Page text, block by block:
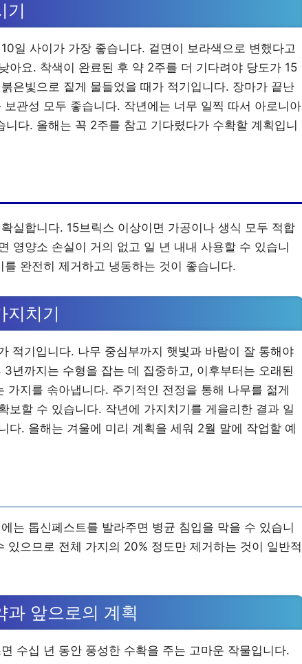
기
일 사이가 가장 좋습니다. 겉면이 보라색으로 변했다고
아요. 착색이 완료된 후 약 2주를 더 기다려야 당도가 15
은빛으로 짙게 물들었을 때가 적기입니다. 장마가 끝난
관성 모두 좋습니다. 작년에는 너무 일찍 따서 아로니아
다. 올해는 꼭 2주를 참고 기다렸다가 수확할 계획입니
실합니다. 15브릭스 이상이면 가공이나 생식 모두 적합
영양소 손실이 거의 없고 일 년 내내 사용할 수 있습니
완전히 제거하고 냉동하는 것이 좋습니다.
지치기
적기입니다. 나무 중심부까지 햇빛과 바람이 잘 통해야
년까지는 수형을 잡는 데 집중하고, 이후부터는 오래된
가지를 솎아냅니다. 주기적인 전정을 통해 나무를 젊게
보할 수 있습니다. 작년에 가지치기를 게을리한 결과 일
다. 올해는 겨울에 미리 계획을 세워 2월 말에 작업할 예
는 톱신페스트를 발라주면 병균 침입을 막을 수 있습니
있으므로 전체 가지의 20% 정도만 제거하는 것이 일반적
과 앞으로의 계획
수십 년 동안 풍성한 수확을 주는 고마운 작물입니다.